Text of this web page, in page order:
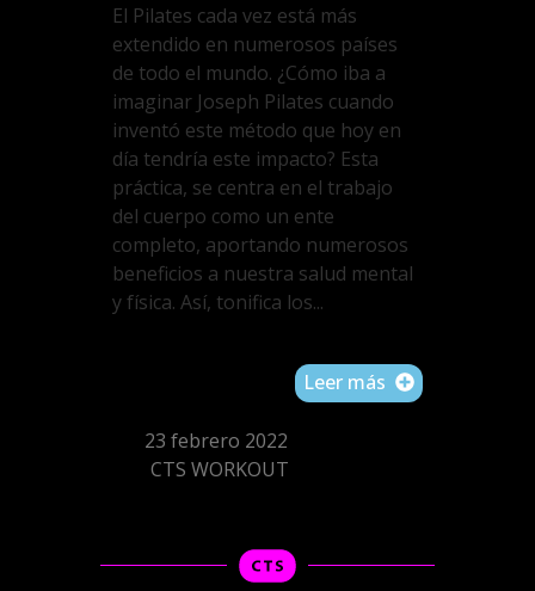
El Pilates cada vez está más
extendido en numerosos países
de todo el mundo. ¿Cómo iba a
imaginar Joseph Pilates cuando
inventó este método que hoy en
día tendría este impacto? Esta
práctica, se centra en el trabajo
del cuerpo como un ente
completo, aportando numerosos
beneficios a nuestra salud mental
y física. Así, tonifica los...
Leer más
23 febrero 2022
CTS WORKOUT